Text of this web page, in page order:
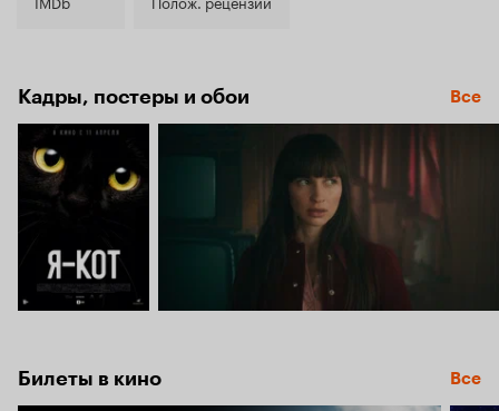
Кадры, постеры и обои Все
Билеты в кино Все